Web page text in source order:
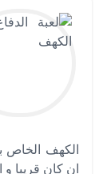
الكهف الخاص
ان كان قريبا